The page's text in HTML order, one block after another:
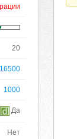
20
16500
1000
Да
Нет